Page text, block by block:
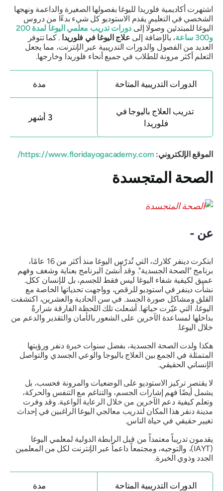
اشتهرت أكاديمية فلوريدا لليوغا بفصولها الصغيرة والداعمة ونهجها
الشخصي في التعليم. يقدم الاستوديو كل شيء بدءًا من دروس
اليوغا للمبتدئين وصولًا إلى
دورات تدريب معلمي اليوغا لمدة 200
، بالإضافة إلى علاج اليوغا في فلوريدا. كما تتوفر
العديد من الفصول والدورات التدريبية عبر الإنترنت، مما يجعل
التعلم أكثر مرونة للطلاب في جميع أنحاء فلوريدا وخارجها.
الدورات التدريبية المتاحة مدة
تدريب العلاج باليوجا في
فلوريدا
الموقع الإلكتروني: https://www.floridayogacademy.com/
الصحة المتجسدة
عن -
ابتكرت دينفر كلارك، التي تُدرّس اليوغا منذ أكثر من 16 عامًا،
برنامج "الصحة الجسدية". وقد أُنشئ البرنامج بعناية وشغف وفهم
عميق لكيفية شفاء اليوغا ليس فقط للجسم، بل للإنسان ككل.
نشأت دينفر في استوديو للرقص، وواجهت تحدياتها الخاصة مع
القلق ومشاكل صورة الجسد. في سن الحادية والعشرين، اكتشفت
اليوغا، التي غيّرت حياتها. أشعلت تلك اللحظة الفارقة شرارةً
بداخلها لمساعدة الآخرين على الشعور بالأمان والتقدير والدعم من
خلال اليوغا.
هكذا ولدت الصحة الجسدية، بفضل سنوات خبرة دنفر ورؤيتها
المتمثلة في الجمع بين العلاج باليوجا والوعي الجسدي والتواصل
الإنساني الحقيقي.
لا يقتصر تركيز الاستوديو على الوضعيات والمرونة فحسب، بل
يشمل أيضًا فهم إشارات الجسم، والتناغم مع التنفس والحركة،
وتعلم كيفية دعم الآخرين من خلال الرعاية الواعية. وقد وفرت
مدينة دنفر هذا المكان لتدريب معالجي اليوغا الراغبين في إحداث
تغيير حقيقي في حياة الناس.
يقدمون تدريباً معتمداً من قبل الرابطة الدولية لمعلمي اليوغا
(IAYT)، والتوجيه، ومجتمعاً داعماً عبر الإنترنت لكل من المعلمين
الجدد وذوي الخبرة.
الدورات التدريبية المتاحة مدة